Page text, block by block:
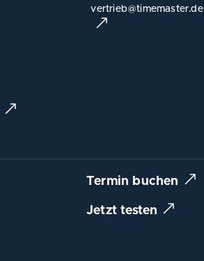
vertrieb@timemaster.de
Termin buchen
Jetzt testen